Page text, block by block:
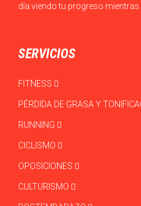
día viendo tu progreso
SERVICIOS
FITNESS
PÉRDIDA DE GRASA Y
RUNNING
CICLISMO
OPOSICIONES
CULTURISMO